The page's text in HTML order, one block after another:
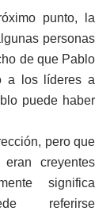
punto, la
personas
de que Pablo
a los líderes a
puede haber
pero que
creyentes
significa
referirse